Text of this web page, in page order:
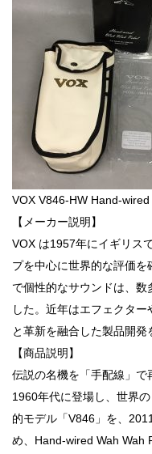
VOX V846-HW Hand-
【メーカー説明】
VOX は1957年にイギリス
プを中心に世界的な評価
で個性的なサウンドは、数
した。近年はエフェクタ
と革新を融合した製品開発
【商品説明】
伝説の名機を「手配線」
1960年代に登場し、世界
的モデル「V846」を、
め、Hand-wired Wah Wah